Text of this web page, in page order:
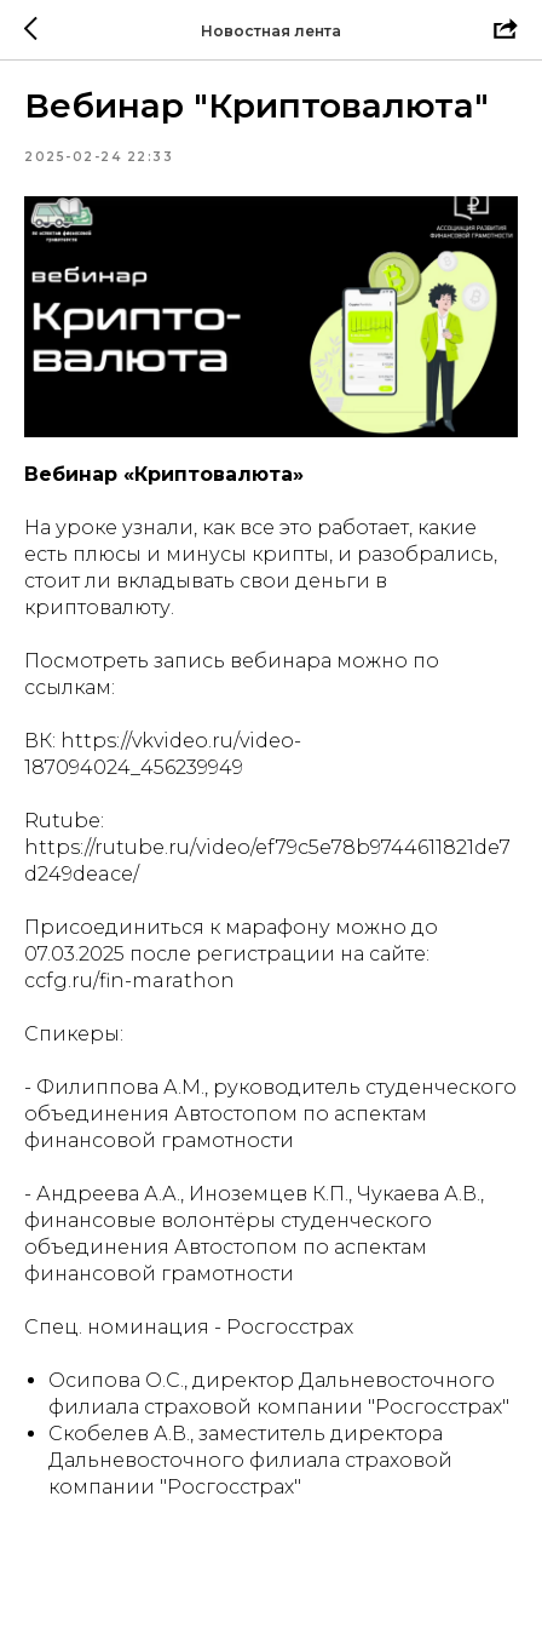
Новостная лента
Вебинар "Криптовалюта"
2025-02-24 22:33
Вебинар «Криптовалюта»
На уроке узнали, как все это работает, какие
есть плюсы и минусы крипты, и разобрались,
стоит ли вкладывать свои деньги в
криптовалюту.
Посмотреть запись вебинара можно по
ссылкам:
ВК: https://vkvideo.ru/video-
187094024_456239949
Rutube:
https://rutube.ru/video/ef79c5e78b9744611821de7
d249deace/
Присоединиться к марафону можно до
07.03.2025 после регистрации на сайте:
ccfg.ru/fin-marathon
Спикеры:
- Филиппова А.М., руководитель студенческого
объединения Автостопом по аспектам
финансовой грамотности
- Андреева А.А., Иноземцев К.П., Чукаева А.В.,
финансовые волонтёры студенческого
объединения Автостопом по аспектам
финансовой грамотности
Спец. номинация - Росгосстрах
Осипова О.С., директор Дальневосточного
филиала страховой компании "Росгосстрах"
Скобелев А.В., заместитель директора
Дальневосточного филиала страховой
компании "Росгосстрах"